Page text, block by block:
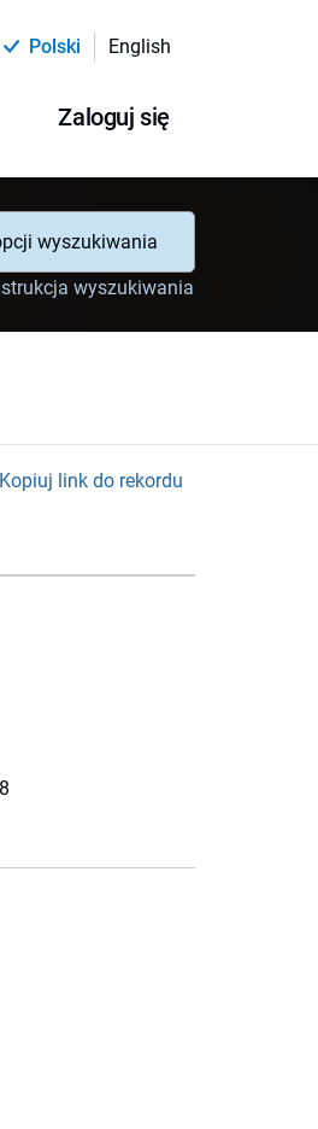
Polski English
Zaloguj się
wyszukiwania
wyszukiwania
Kopiuj link do rekordu